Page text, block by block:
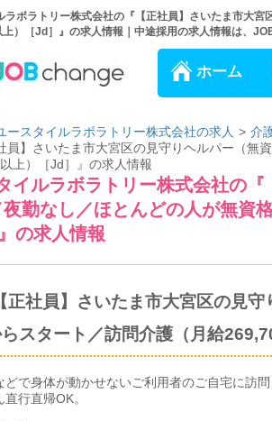
ラボラトリー株式会社の『【正社員】さいたま市大
）［Jd］』の求人情報｜中途採用の求人情報は、
ホーム
ースタイルラボラトリー株式会社の求人
介
員】さいたま市大宮区の見守りヘルパー（
上）［Jd］』の求人情報
イルラボラトリー株式会社の
勤なし／ほとんどの人が無資
の求人情報
【正社員】さいたま市大宮区の見
スタート／訪問介護（月給
どで身体が動かせないご利用者のご自宅に訪
直行直帰OK。